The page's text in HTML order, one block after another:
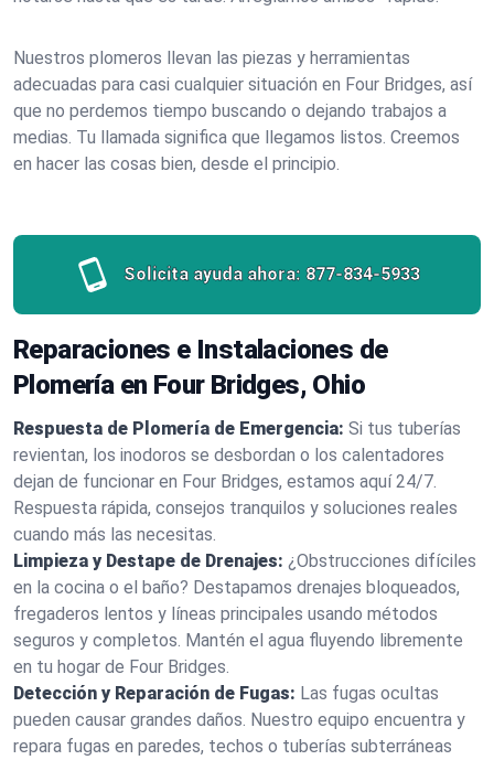
Nuestros plomeros llevan las piezas y herramientas
adecuadas para casi cualquier situación en Four Bridges, así
que no perdemos tiempo buscando o dejando trabajos a
medias. Tu llamada significa que llegamos listos. Creemos
en hacer las cosas bien, desde el principio.
Solicita ayuda ahora: 877-834-5933
Reparaciones e Instalaciones de
Plomería en Four Bridges, Ohio
Respuesta de Plomería de Emergencia: Si tus tuberías
revientan, los inodoros se desbordan o los calentadores
dejan de funcionar en Four Bridges, estamos aquí 24/7.
Respuesta rápida, consejos tranquilos y soluciones reales
cuando más las necesitas.
Limpieza y Destape de Drenajes: ¿Obstrucciones difíciles
en la cocina o el baño? Destapamos drenajes bloqueados,
fregaderos lentos y líneas principales usando métodos
seguros y completos. Mantén el agua fluyendo libremente
en tu hogar de Four Bridges.
Detección y Reparación de Fugas: Las fugas ocultas
pueden causar grandes daños. Nuestro equipo encuentra y
repara fugas en paredes, techos o tuberías subterráneas